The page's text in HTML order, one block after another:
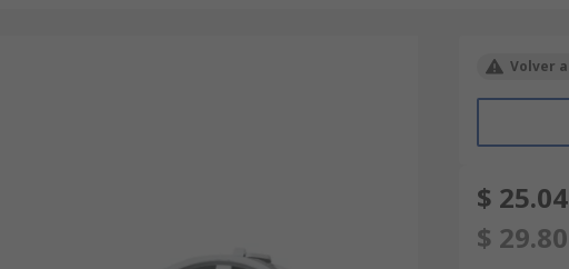
Volver
$
$